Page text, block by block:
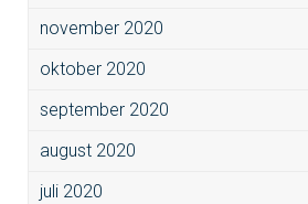
november 2020
oktober 2020
september 2020
august 2020
juli 2020